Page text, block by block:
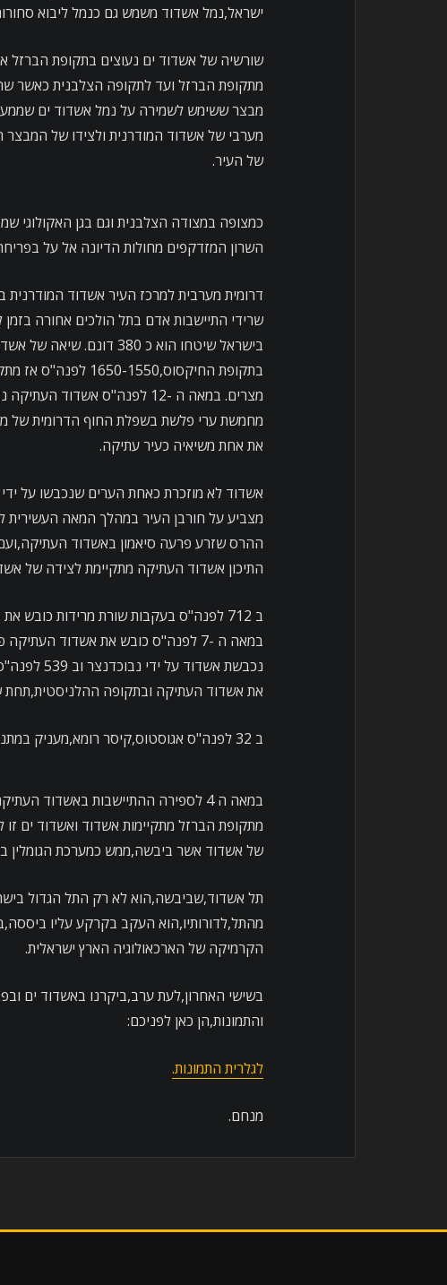
ישראל,נמל אשדוד משמש גם כנמל ליבוא
שורשיה של אשדוד ים נעוצים בתקופת הברזל
מתקופת הברזל ועד לתקופה הצלבנית כאשר
מבצר ששימש לשמירה על נמל אשדוד ים
מערבי של אשדוד המודרנית ולצידו של המבצר
של העיר.
כמצופה במצודה הצלבנית וגם בגן האקולוגי
השרון המזדקפים מחולות הדיונה אל על
דרומית מערבית למרכז העיר אשדוד
שרידי התיישבות אדם בתל הולכים אחורה
בישראל שיטחו הוא כ 380
בתקופת
מצרים. במאה ה -12 לפנה"ס
מחמשת ערי פלשת בשפלת החוף הדרומית של
את אחת משיאיה כעיר עתיקה.
אשדוד לא מוזכרת כאחת הערים שנכבשו על
מצביע על חורבן העיר במהלך המאה
ההרס שזרע פרעה סיאמון באשדוד
התיכון אשדוד העתיקה מתקיימת לצידה של
ב 712 לפנה"ס בעקבות שורת מרידות
נכבשת
את אשדוד העתיקה ובתקופה ההלניסטית,תחת
ב 32 לפנה"ס אגוסטוס,קיסר רומא,מעניק במתנה להורדוס את אשדוד העתיקה.
במאה ה 4 לספירה ההתיישבות
מתקופת הברזל מתקיימות אשדוד ואשדוד ים
של אשדוד אשר ביבשה,ממש כמערכת הגומלין
תל אשדוד,שביבשה,הוא לא רק התל הגדול
מהתל,לדורותיו,הוא העקב בקרקע עליו
הקרמיקה של הארכאולוגיה הארץ ישראלית.
בשישי האחרון,לעת ערב,ביקרנו באשדוד ים
והתמונות,הן כאן לפניכם:
לגלרית התמונות.
מנחם.